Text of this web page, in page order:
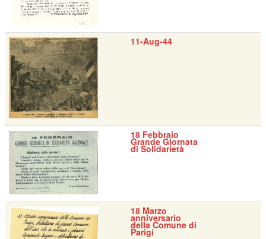
11-Aug-44
18 Febbraio
Grande Giornata
di Solidarietà
18 Marzo
anniversario
della Comune di
Parigi